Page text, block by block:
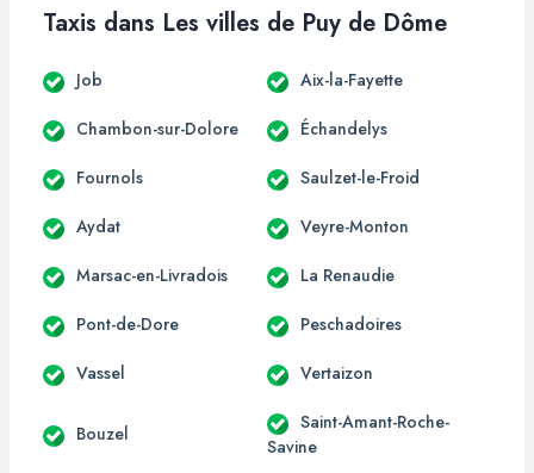
Taxis dans Les villes de Puy de Dôme
Job Aix-la-Fayette
Chambon-sur-Dolore Échandelys
Fournols Saulzet-le-Froid
Aydat Veyre-Monton
Marsac-en-Livradois La Renaudie
Pont-de-Dore Peschadoires
Vassel Vertaizon
Bouzel
Saint-Amant-Roche-
Savine